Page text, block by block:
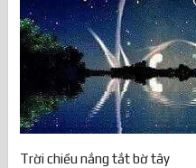
Trời chiều nắng tắt bờ tây